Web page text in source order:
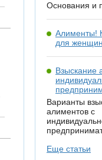
Основания и
Алименты!
для женщин
Взыскание
Варианты
алиментов с
Еще статьи